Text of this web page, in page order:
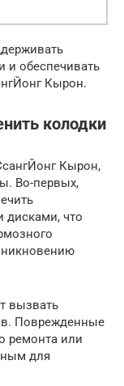
и обеспечивать
Кырон.
колодки
Кырон,
Во-первых,
дисками, что
вызвать
Поврежденные
ремонта или
для